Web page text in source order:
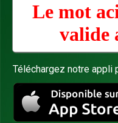
Le mot
valide
Téléchargez notre appli